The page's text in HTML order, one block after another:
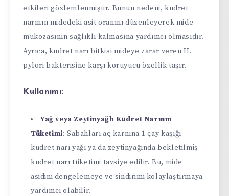
etkileri gözlemlenmiştir. Bunun nedeni, kudret
narının midedeki asit oranını düzenleyerek mide
mukozasının sağlıklı kalmasına yardımcı olmasıdır.
Ayrıca, kudret narı bitkisi mideye zarar veren H.
pylori bakterisine karşı koruyucu özellik taşır.
Kullanımı:
Yağ veya Zeytinyağlı Kudret Narının
Tüketimi: Sabahları aç karnına 1 çay kaşığı
kudret narı yağı ya da zeytinyağında bekletilmiş
kudret narı tüketimi tavsiye edilir. Bu, mide
asidini dengelemeye ve sindirimi kolaylaştırmaya
yardımcı olabilir.